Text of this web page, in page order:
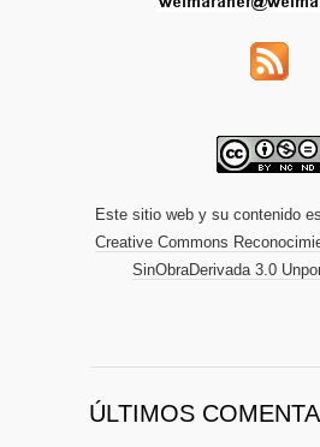
Este sitio web y su contenido
Creative Commons
SinObraDerivada 3.0
ÚLTIMOS